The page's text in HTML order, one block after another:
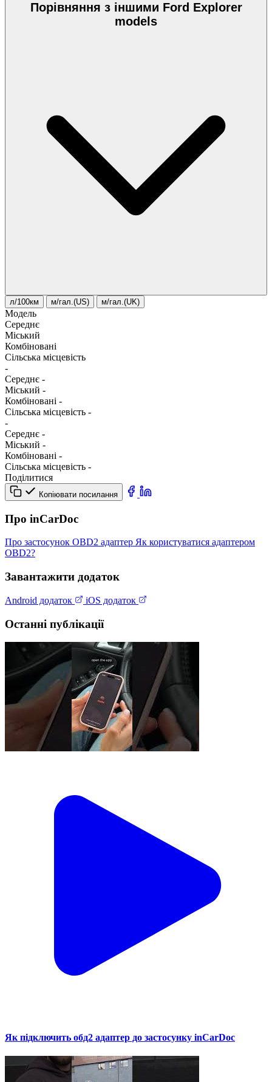
Порівняння з іншими Ford Explorer
models
л/100км м/гал.(US) м/гал.(UK)
Модель
Середнє
Міський
Комбіновані
Сільська місцевість
-
Середнє -
Міський -
Комбіновані -
Сільська місцевість -
-
Середнє -
Міський -
Комбіновані -
Сільська місцевість -
Поділитися
Копіювати посилання
Про inCarDoc
Про застосунок OBD2 адаптер Як користуватися адаптером
OBD2?
Завантажити додаток
Android додаток iOS додаток
Останні публікації
Як підключить обд2 адаптер до застосунку inCarDoc